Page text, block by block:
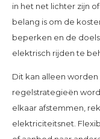
in het net lichter zijn
belang is om de
beperken en de
elektrisch rijden te
Dit kan alleen
regelstrategieën
elkaar afstemmen,
elektriciteitsnet.